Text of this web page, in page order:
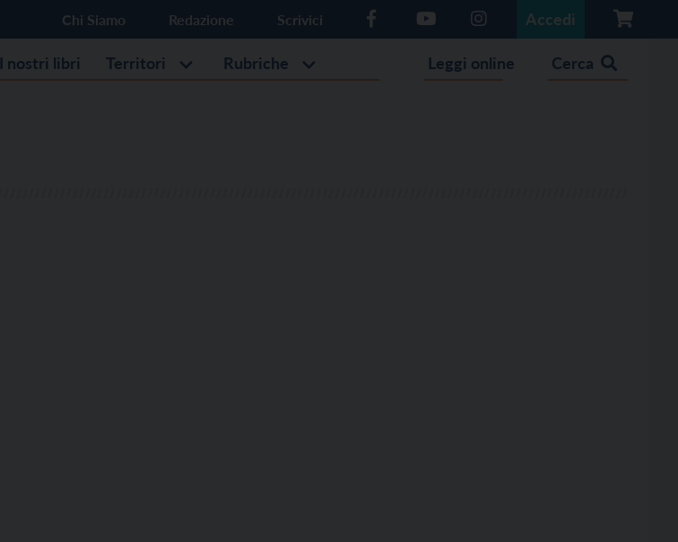
Chi Siamo Redazione Scrivici Accedi
I nostri libri Territori Rubriche Leggi online Cerca